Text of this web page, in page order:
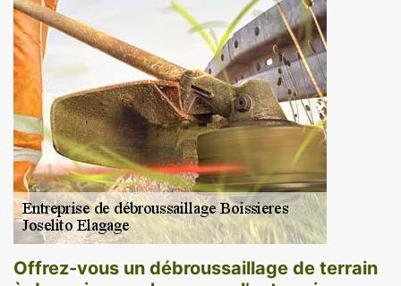
Offrez-vous un débroussaillage de terrain